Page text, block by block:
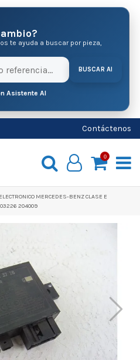
te ayuda a buscar por pieza,
BUSCAR AI
Asistente AI
Contáctenos
0
MERCEDES-BENZ CLASE E
204009